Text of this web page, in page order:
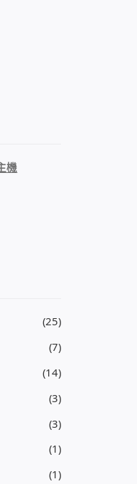
機
(25)
(7)
(14)
(3)
(3)
(1)
(1)